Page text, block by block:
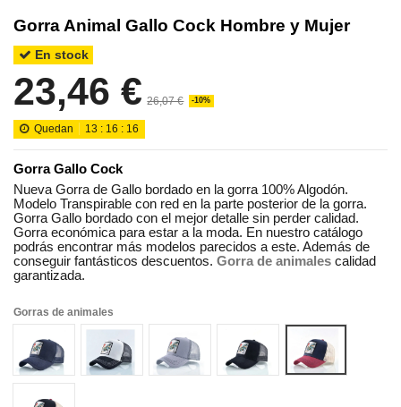
Gorra Animal Gallo Cock Hombre y Mujer
En stock
23,46 € 26,07 € -10%
Quedan 13 : 16 : 15
Gorra Gallo Cock
Nueva Gorra de Gallo bordado en la gorra 100% Algodón.
Modelo Transpirable con red en la parte posterior de la gorra.
Gorra Gallo bordado con el mejor detalle sin perder calidad.
Gorra económica para estar a la moda. En nuestro catálogo
podrás encontrar más modelos parecidos a este. Además de
conseguir fantásticos descuentos. Gorra de animales calidad
garantizada.
Gorras de animales